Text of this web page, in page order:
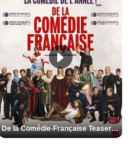
De la Comédie-Française Teaser VF